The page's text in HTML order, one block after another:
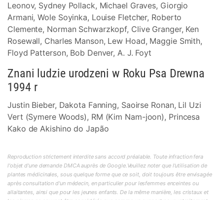
Leonov, Sydney Pollack, Michael Graves, Giorgio
Armani, Wole Soyinka, Louise Fletcher, Roberto
Clemente, Norman Schwarzkopf, Clive Granger, Ken
Rosewall, Charles Manson, Lew Hoad, Maggie Smith,
Floyd Patterson, Bob Denver, A. J. Foyt
Znani ludzie urodzeni w Roku Psa Drewna
1994 r
Justin Bieber, Dakota Fanning, Saoirse Ronan, Lil Uzi
Vert (Symere Woods), RM (Kim Nam-joon), Princesa
Kako de Akishino do Japão
Reproduction strictement interdite sans accord préalable. Toute infraction fera
l'objet d'une demande DMCA auprès de Google.Veuillez noter que l'utilisation de
plantes médicinales, sous quelque forme que ce soit, doit toujours être envisagée
après consultation d'un médecin, en particulier pour lesfemmes enceintes ou
allaitantes, ainsi que pour les jeunes enfants. De la même manière, les cristaux et